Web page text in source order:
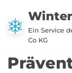
Zum
Inhalt
Ein Service
Co KG